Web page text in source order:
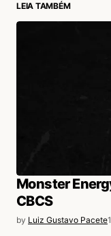
LEIA TAMBÉM
Monster
CBCS
by Luiz Gustavo Pacete